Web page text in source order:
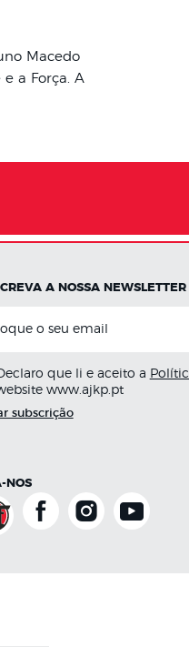
Macedo
a Força. A
A NOSSA NEWSLETTER
que li e aceito a
www.ajkp.pt
subscrição
NOS